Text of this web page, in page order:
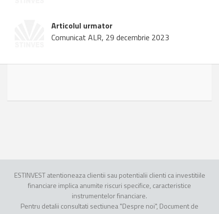
Articolul urmator
Comunicat ALR, 29 decembrie 2023
ESTINVEST atentioneaza clientii sau potentialii clienti ca investitiile
financiare implica anumite riscuri specifice, caracteristice
instrumentelor financiare.
Pentru detalii consultati sectiunea "Despre noi", Document de